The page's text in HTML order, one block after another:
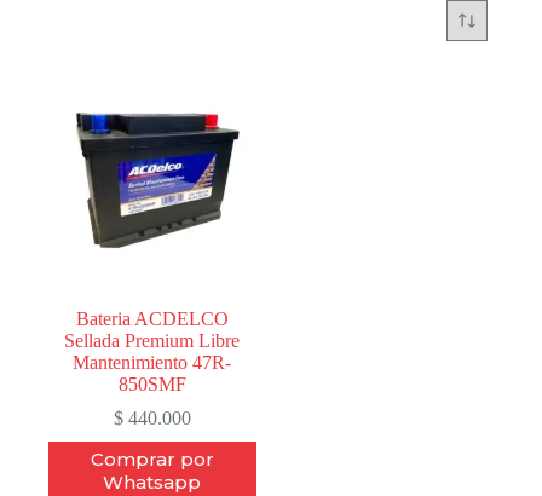
Bateria ACDELCO
Sellada Premium Libre
Mantenimiento 47R-
850SMF
$440.000
Comprar por
Whatsapp